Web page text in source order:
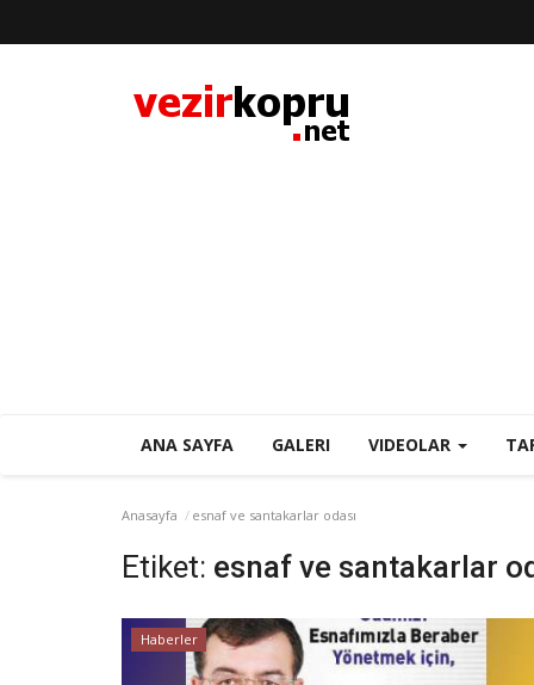
ANA SAYFA GALERI VIDEOLAR
Anasayfa esnaf ve santakarlar odası
Etiket: esnaf ve santakarlar
Haberler